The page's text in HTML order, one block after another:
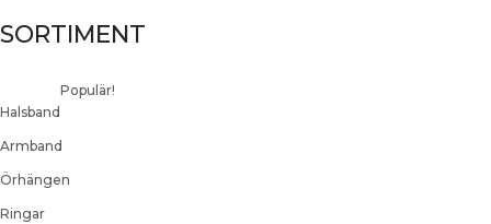
SORTIMENT
Halsband
Populär!
Armband
Örhängen
Ringar